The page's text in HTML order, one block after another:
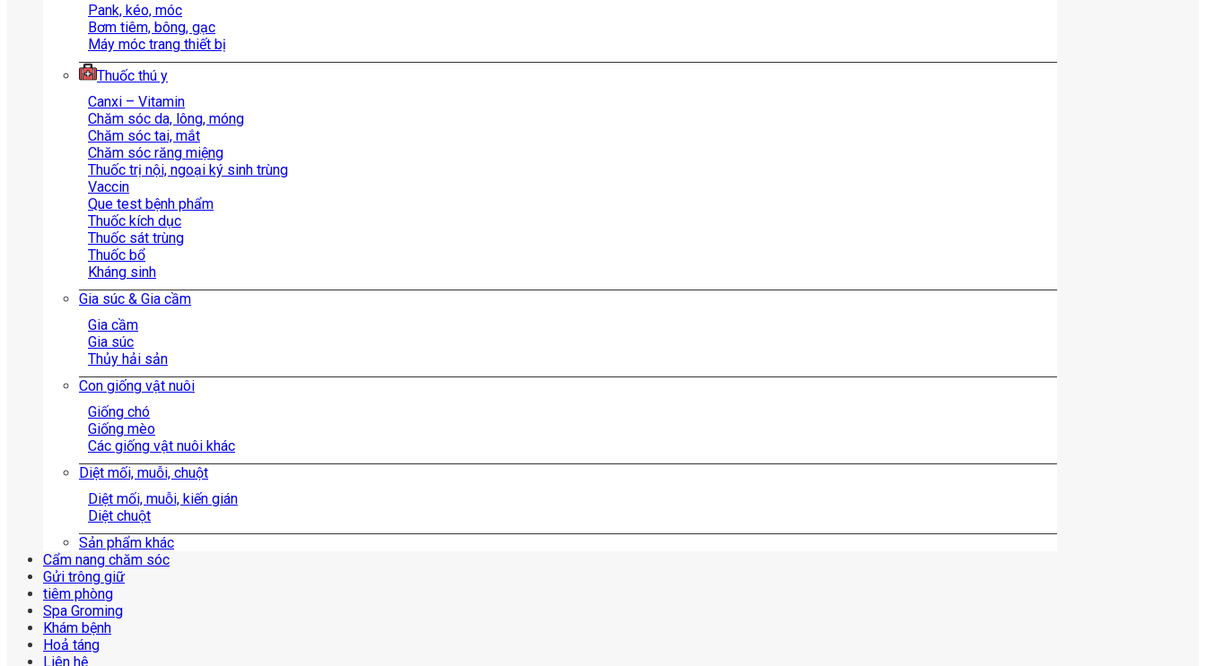
Pank, kéo, móc
Bơm tiêm, bông, gạc
Máy móc trang thiết bị
Thuốc thú y
Canxi – Vitamin
Chăm sóc da, lông, móng
Chăm sóc tai, mắt
Chăm sóc răng miệng
Thuốc trị nội, ngoại ký sinh trùng
Vaccin
Que test bệnh phẩm
Thuốc kích dục
Thuốc sát trùng
Thuốc bổ
Kháng sinh
Gia súc & Gia cầm
Gia cầm
Gia súc
Thủy hải sản
Con giống vật nuôi
Giống chó
Giống mèo
Các giống vật nuôi khác
Diệt mối, muỗi, chuột
Diệt mối, muỗi, kiến gián
Diệt chuột
Sản phẩm khác
Cẩm nang chăm sóc
Gửi trông giữ
tiêm phòng
Spa Groming
Khám bệnh
Hoả táng
Liên hệ